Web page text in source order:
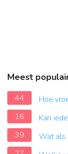
Meest
44
Hoe
16
Kan
39
Wat als